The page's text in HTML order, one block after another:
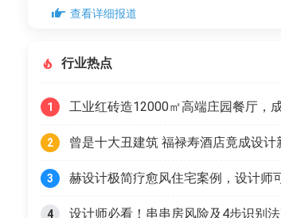
现在前往对应公众号后台私信发送关
件，可直接拆解顶级酒店设计团队的落地
查看详细报道
行业热点
1
2 曾是十大丑建筑 福禄寿酒店竟成设计
3 赫设计极简疗愈风住宅案例，设计师
4 设计师必看！串串房风险及4步识别